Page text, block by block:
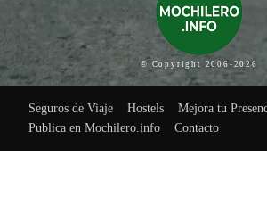
© Copyright 2006-2026
Seguros de Viaje Hostels
Mejora tu
Publica en Mochilero.info
Contacto